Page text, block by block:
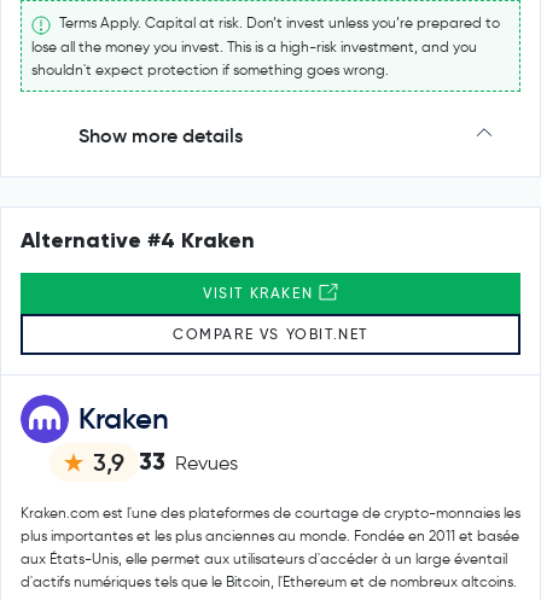
Terms Apply. Capital at risk. Don’t invest unless you’re prepared to
lose all the money you invest. This is a high-risk investment, and you
shouldn't expect protection if something goes wrong.
Show more details
Kraken
3,9 33 Revues
Kraken.com est l'une des plateformes de courtage de crypto-monnaies les
plus importantes et les plus anciennes au monde. Fondée en 2011 et basée
aux États-Unis, elle permet aux utilisateurs d'accéder à un large éventail
d'actifs numériques tels que le Bitcoin, l'Ethereum et de nombreux altcoins.
Alternative #4 Kraken
VISIT KRAKEN
COMPARE VS YOBIT.NET